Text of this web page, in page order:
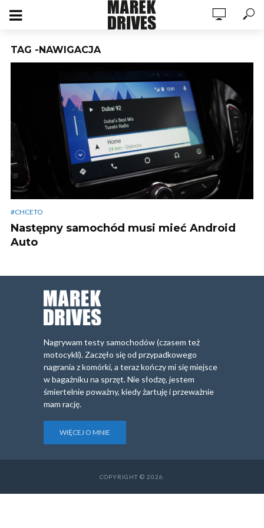
TAG -NAWIGACJA
#CHCETO
Następny samochód musi mieć Android
Auto
Nagrywam testy samochodów (czasem też
motocykli). Zaczęło się od przypadkowego
nagrania z komórki, a teraz kończy mi się miejsce
w bagażniku na sprzęt. Nie słodzę, jestem
śmiertelnie poważny, kiedy żartuję i przeważnie
mam rację.
WIĘCEJ O MNIE
COPYRIGHT © 2026.